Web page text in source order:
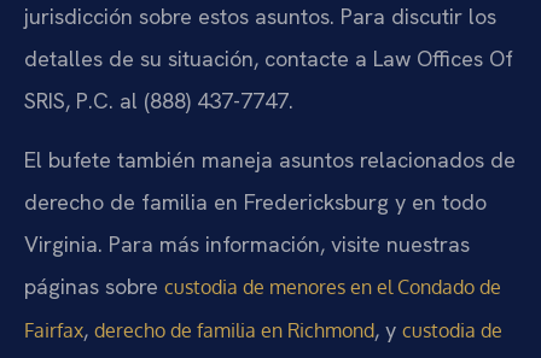
jurisdicción sobre estos asuntos. Para discutir los
detalles de su situación, contacte a Law Offices Of
SRIS, P.C. al (888) 437-7747.
El bufete también maneja asuntos relacionados de
derecho de familia en Fredericksburg y en todo
Virginia. Para más información, visite nuestras
páginas sobre custodia de menores en el Condado de
Fairfax, derecho de familia en Richmond, y custodia de